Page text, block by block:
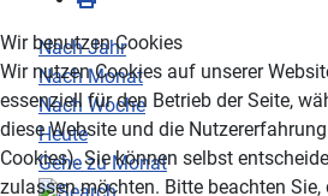
Nach Jahr
Nach Monat
Nach Woche
Heute
Gehe zu Monat
Wir benutzen Cookies
Wir nutzen Cookies auf unserer
essenziell für den Betrieb der Seite,
diese Website und die
Cookies). Sie können selbst
zulassen möchten. Bitte beachten